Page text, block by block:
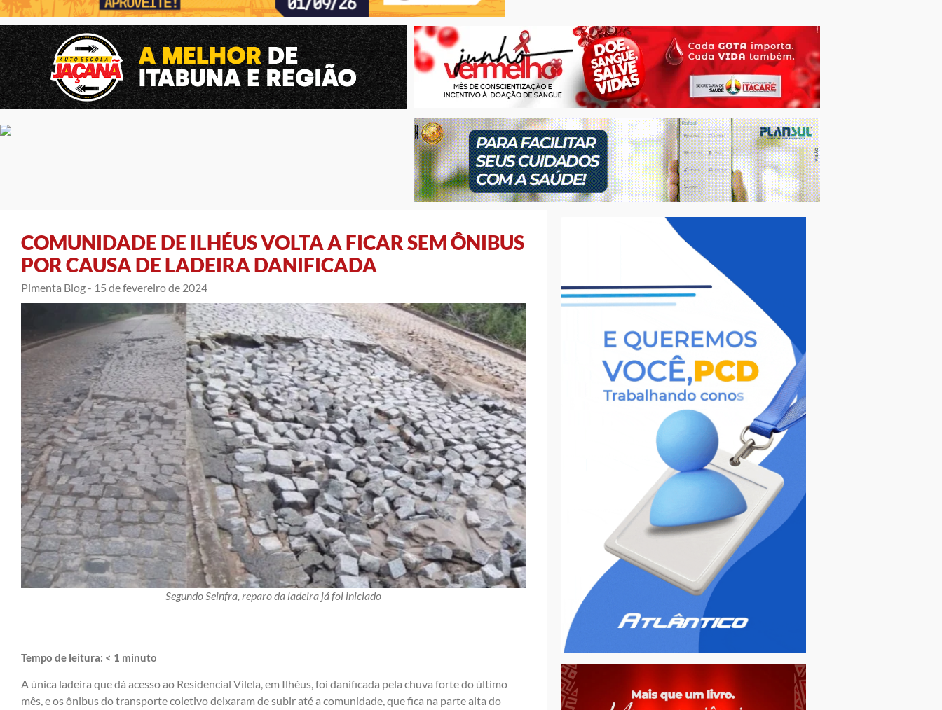
COMUNIDADE DE ILHÉUS VOLTA A FICAR SEM ÔNIBUS
POR CAUSA DE LADEIRA DANIFICADA
Pimenta Blog - 15 de fevereiro de 2024
Segundo Seinfra, reparo da ladeira já foi iniciado
Tempo de leitura: < 1 minuto
A única ladeira que dá acesso ao Residencial Vilela, em Ilhéus, foi danificada pela chuva forte do último
mês, e os ônibus do transporte coletivo deixaram de subir até a comunidade, que fica na parte alta do